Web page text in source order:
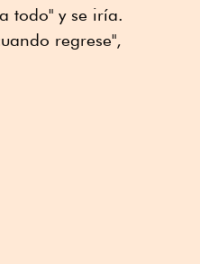
todo" y se iría.
regrese",